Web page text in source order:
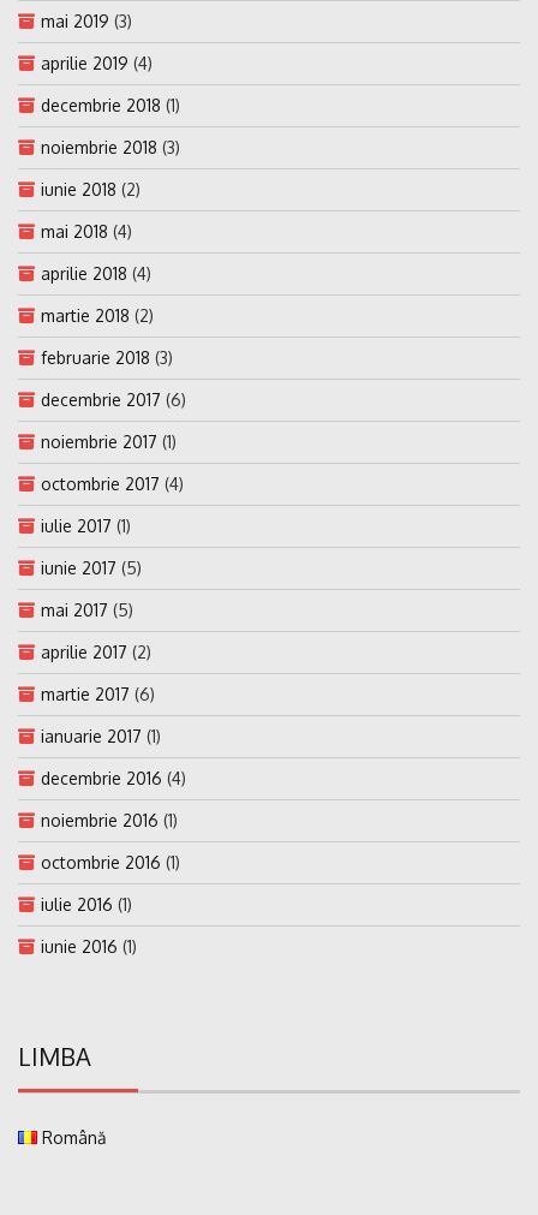
mai 2019 (3)
aprilie 2019 (4)
decembrie 2018 (1)
noiembrie 2018 (3)
iunie 2018 (2)
mai 2018 (4)
aprilie 2018 (4)
martie 2018 (2)
februarie 2018 (3)
decembrie 2017 (6)
noiembrie 2017 (1)
octombrie 2017 (4)
iulie 2017 (1)
iunie 2017 (5)
mai 2017 (5)
aprilie 2017 (2)
martie 2017 (6)
ianuarie 2017 (1)
decembrie 2016 (4)
noiembrie 2016 (1)
octombrie 2016 (1)
iulie 2016 (1)
iunie 2016 (1)
LIMBA
Română